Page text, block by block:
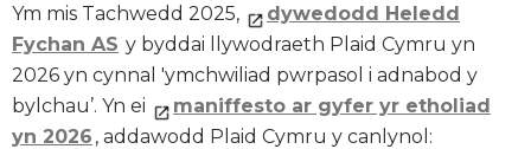
Ym mis Tachwedd 2025,
dywedodd Heledd
Fychan AS y byddai llywodraeth Plaid Cymru yn
2026 yn cynnal 'ymchwiliad pwrpasol i adnabod y
bylchau’. Yn ei
maniffesto ar gyfer yr etholiad
yn 2026 , addawodd Plaid Cymru y canlynol: